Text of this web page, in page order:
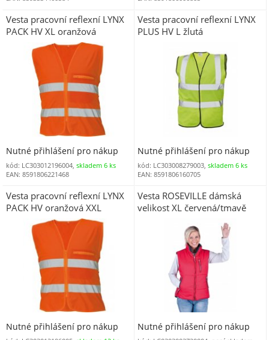
Vesta pracovní reflexní LYNX
PACK HV XL oranžová
Nutné přihlášení pro nákup
kód: LC303012196004, skladem 6 ks
EAN: 8591806221468
Vesta pracovní reflexní LYNX
PLUS HV L žlutá
Nutné přihlášení pro nákup
kód: LC303008279003,skladem 6 ks
EAN: 8591806160705
Vesta pracovní reflexní LYNX
PACK HV oranžová XXL
Nutné přihlášení pro nákup
Vesta ROSEVILLE dámská
velikost XL červená/tmavě
Nutné přihlášení pro nákup